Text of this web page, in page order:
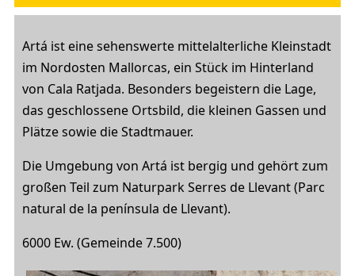
Artá ist eine sehenswerte mittelalterliche Kleinstadt
im Nordosten Mallorcas, ein Stück im Hinterland
von Cala Ratjada. Besonders begeistern die Lage,
das geschlossene Ortsbild, die kleinen Gassen und
Plätze sowie die Stadtmauer.
Die Umgebung von Artá ist bergig und gehört zum
großen Teil zum Naturpark Serres de Llevant (Parc
natural de la península de Llevant).
6000 Ew. (Gemeinde 7.500)